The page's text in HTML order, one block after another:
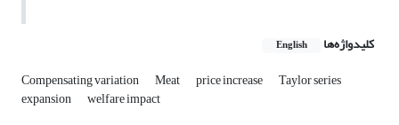
کلیدواژه‌ها English
Compensating variation Meat price increase Taylor series
expansion welfare impact